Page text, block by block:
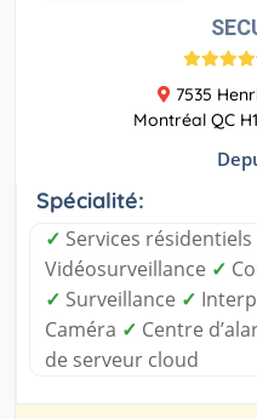
7535
Montréal QC
Spécialité:
✓ Services
Vidéosurveillance ✓
✓ Surveillance ✓
Caméra ✓ Centre
de serveur cloud